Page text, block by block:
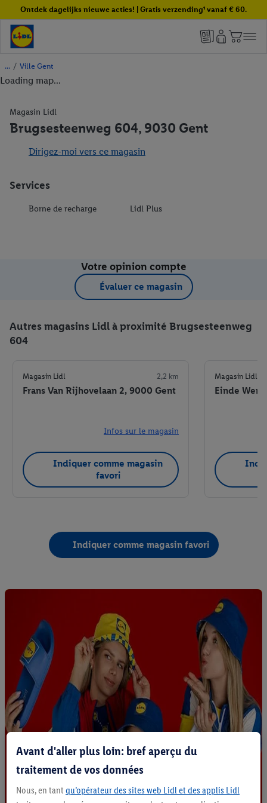
Ontdek dagelijks nieuwe acties! | Gratis verzending¹ vanaf € 60.
/ Ville Gent
Loading map...
Magasin Lidl
Brugsesteenweg 604, 9030 Gent
Dirigez-moi vers ce magasin
Services
Borne de recharge Lidl Plus
Votre opinion compte
Évaluer ce magasin
Autres magasins Lidl à proximité Brugsesteenweg
604
Magasin Lidl 2,2 km
Frans Van Rijhovelaan 2, 9000 Gent
Infos sur le magasin
Indiquer comme magasin
favori
Magasin Lidl
Einde
Indiquer comme magasin favori
Avant d'aller plus loin: bref aperçu du
traitement de vos données
Nous, en tant qu’opérateur des sites web Lidl et des applis Lidl